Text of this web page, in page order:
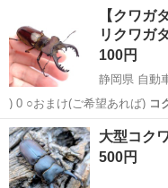
【クワガタ各種 ⑥】
リクワ
100円
静岡県 自動
) 0 ○おまけ(ご希望あれば) コ
静岡 浜松市 自動車学
大型コク
500円